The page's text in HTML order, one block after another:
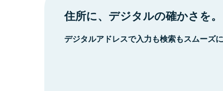
住所に、デジタルの確かさを。
デジタルアドレスで入力も検索もスムーズ